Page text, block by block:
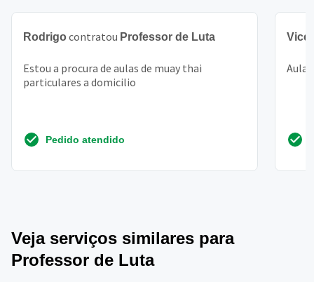
Rodrigo contratou Professor de Luta
Estou a procura de aulas de muay thai
particulares a domicilio
Pedido atendido
Veja serviços similares para
Professor de Luta